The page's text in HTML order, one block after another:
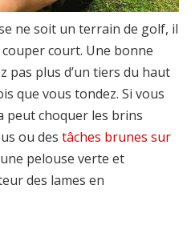
ne soit un terrain de golf, il
couper court. Une bonne
pas plus d’un tiers du haut
que vous tondez. Si vous
peut choquer les brins
ou des tâches brunes sur
pelouse verte et
des lames en